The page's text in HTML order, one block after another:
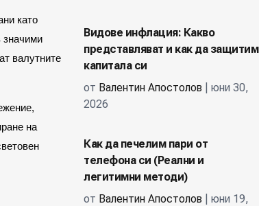
като
значими
валутните
на
Видове инфлация: Какво
представляват и как да защитим
капитала си
от Валентин Апостолов | юни 30,
2026
Как да печелим пари от
телефона си (Реални и
легитимни методи)
от Валентин Апостолов | юни 19,